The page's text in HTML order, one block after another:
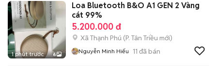
1 phút trước 6
Loa Bluetooth B&O A1 GEN 2 Vàng
cát 99%
5.200.000 đ
Xã Thạnh Phú (P. Tân Triều mới)
Nguyễn Minh Hiếu 11 đã bán